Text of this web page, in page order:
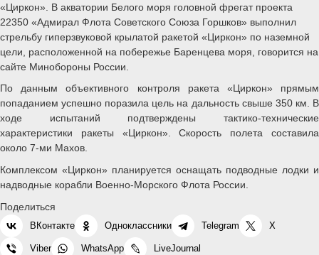
«Циркон». В акватории Белого моря головной фрегат проекта
22350 «Адмирал Флота Советского Союза Горшков» выполнил
стрельбу гиперзвуковой крылатой ракетой «Циркон» по наземной
цели, расположенной на побережье Баренцева моря, говорится на
сайте Минобороны России.
По данным объективного контроля ракета «Циркон» прямым
попаданием успешно поразила цель на дальность свыше 350 км. В
ходе испытаний подтверждены тактико-технические
характеристики ракеты «Циркон». Скорость полета составила
около 7-ми Махов.
Комплексом «Циркон» планируется оснащать подводные лодки и
надводные корабли Военно-Морского Флота России.
Поделиться
ВКонтакте Одноклассники Telegram X
Viber WhatsApp LiveJournal